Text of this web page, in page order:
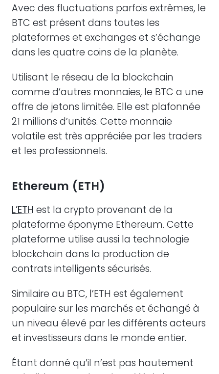
Avec des fluctuations parfois extrêmes, le
BTC est présent dans toutes les
plateformes et exchanges et s’échange
dans les quatre coins de la planète.
Utilisant le réseau de la blockchain
comme d’autres monnaies, le BTC a une
offre de jetons limitée. Elle est plafonnée
21 millions d’unités. Cette monnaie
volatile est très appréciée par les traders
et les professionnels.
Ethereum (ETH)
L’ETH est la crypto provenant de la
plateforme éponyme Ethereum. Cette
plateforme utilise aussi la technologie
blockchain dans la production de
contrats intelligents sécurisés.
Similaire au BTC, l’ETH est également
populaire sur les marchés et échangé à
un niveau élevé par les différents acteurs
et investisseurs dans le monde entier.
Étant donné qu’il n’est pas hautement